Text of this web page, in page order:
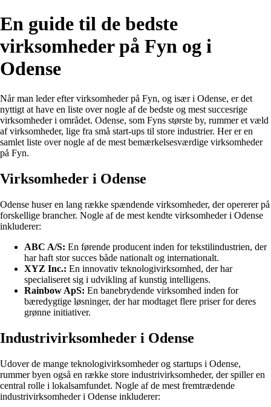
En guide til de bedste
virksomheder på Fyn og i
Odense
Når man leder efter virksomheder på Fyn, og især i Odense, er det
nyttigt at have en liste over nogle af de bedste og mest succesrige
virksomheder i området. Odense, som Fyns største by, rummer et væld
af virksomheder, lige fra små start-ups til store industrier. Her er en
samlet liste over nogle af de mest bemærkelsesværdige virksomheder
på Fyn.
Virksomheder i Odense
Odense huser en lang række spændende virksomheder, der opererer på
forskellige brancher. Nogle af de mest kendte virksomheder i Odense
inkluderer:
ABC A/S: En førende producent inden for tekstilindustrien, der
har haft stor succes både nationalt og internationalt.
XYZ Inc.: En innovativ teknologivirksomhed, der har
specialiseret sig i udvikling af kunstig intelligens.
Rainbow ApS: En banebrydende virksomhed inden for
bæredygtige løsninger, der har modtaget flere priser for deres
grønne initiativer.
Industrivirksomheder i Odense
Udover de mange teknologivirksomheder og startups i Odense,
rummer byen også en række store industrivirksomheder, der spiller en
central rolle i lokalsamfundet. Nogle af de mest fremtrædende
industrivirksomheder i Odense inkluderer: